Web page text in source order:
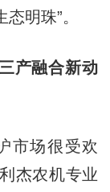
明珠”。
产融合新动
场很受欢
杰农机专业